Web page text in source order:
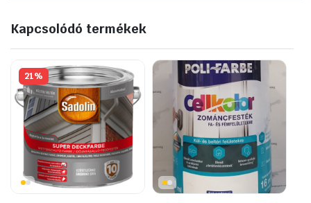
Kapcsolódó termékek
21%